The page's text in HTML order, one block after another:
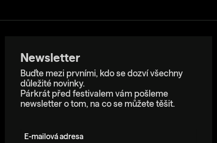
Newsletter
Buďte mezi prvními, kdo se dozví všechny
důležité novinky.
Párkrát před festivalem vám pošleme
newsletter o tom, na co se můžete těšit.